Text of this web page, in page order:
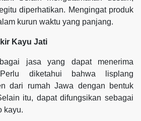
diperhatikan. Mengingat produk
kurun waktu yang panjang.
Kayu Jati
jasa yang dapat menerima
diketahui bahwa lisplang
dari rumah Jawa dengan bentuk
itu, dapat difungsikan sebagai
kayu.